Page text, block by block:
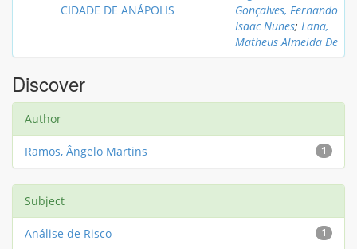
CIDADE DE ANÁPOLIS
Gonçalves, Fernando
Isaac Nunes; Lana,
Matheus Almeida De
Discover
Author
1
Ramos, Ângelo Martins
Subject
1
Análise de Risco